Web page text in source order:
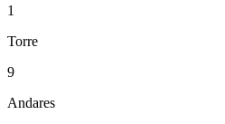
1
Torre
9
Andares